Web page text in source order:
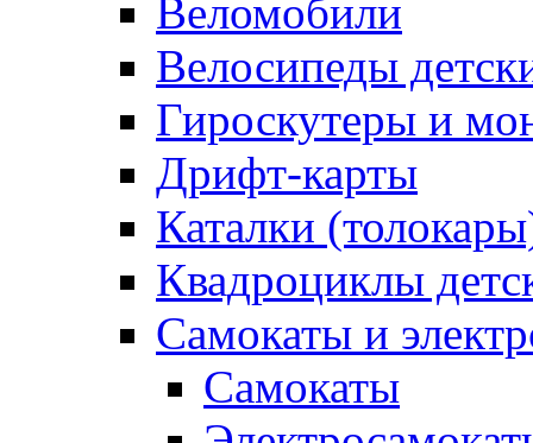
Веломобили
Велосипеды
Гироскутеры и
Дрифт-карты
Каталки
Квадроциклы
Самокаты и
Самокаты